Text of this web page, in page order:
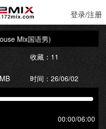
登录/注册
Mix国语男)
收藏：11
时间：26/06/02
00:00/06:00